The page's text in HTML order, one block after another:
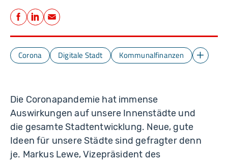
Teilen
Facebook
LinkedIn
E-Mail
Corona Digitale Stadt Kommunalfinanzen Mehr
Die Coronapandemie hat immense
Auswirkungen auf unsere Innenstädte und
die gesamte Stadtentwicklung. Neue, gute
Ideen für unsere Städte sind gefragter denn
je. Markus Lewe, Vizepräsident des